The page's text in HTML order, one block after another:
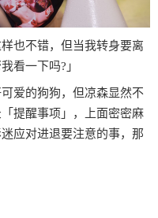
也不错，但当我转身要离
看一下吗?」
爱的狗狗，但凉森显然不
提醒事项」，上面密密麻
应对进退要注意的事，那